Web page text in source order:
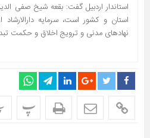
استاندار اردبیل گفت: بقعه شیخ صفی
استان و کشور است، سرمایه دارالارشاد
نهادهای مدنی و ترویج اخلاق و حکمت
پ